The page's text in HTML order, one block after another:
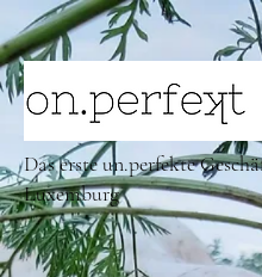
Das erste un.perfekte
Luxemburg